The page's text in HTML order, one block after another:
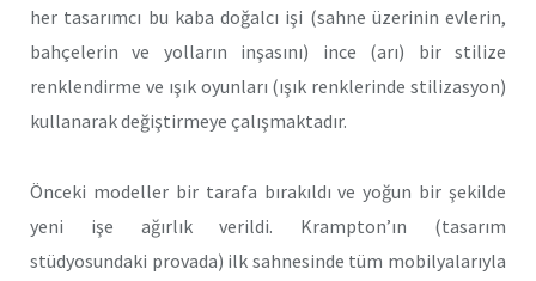
her tasarımcı bu kaba doğalcı işi (sahne üzerinin evlerin,
bahçelerin ve yolların inşasını) ince (arı) bir stilize
renklendirme ve ışık oyunları (ışık renklerinde stilizasyon)
kullanarak değiştirmeye çalışmaktadır.
Önceki modeller bir tarafa bırakıldı ve yoğun bir şekilde
yeni işe ağırlık verildi. Krampton’ın (tasarım
stüdyosundaki provada) ilk sahnesinde tüm mobilyalarıyla